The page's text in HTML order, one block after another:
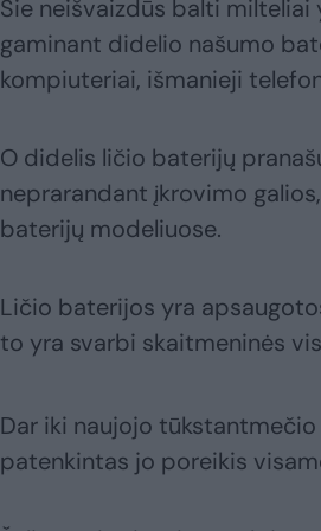
Šie neišvaizdūs balti
gaminant didelio našumo
kompiuteriai, išmanieji
O didelis ličio baterijų
neprarandant įkrovimo
baterijų modeliuose.
Ličio baterijos yra
to yra svarbi skaitmeninės
Dar iki naujojo
patenkintas jo poreikis